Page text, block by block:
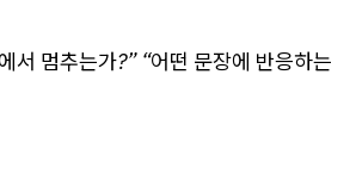
서 멈추는가?” “어떤 문장에 반응하는